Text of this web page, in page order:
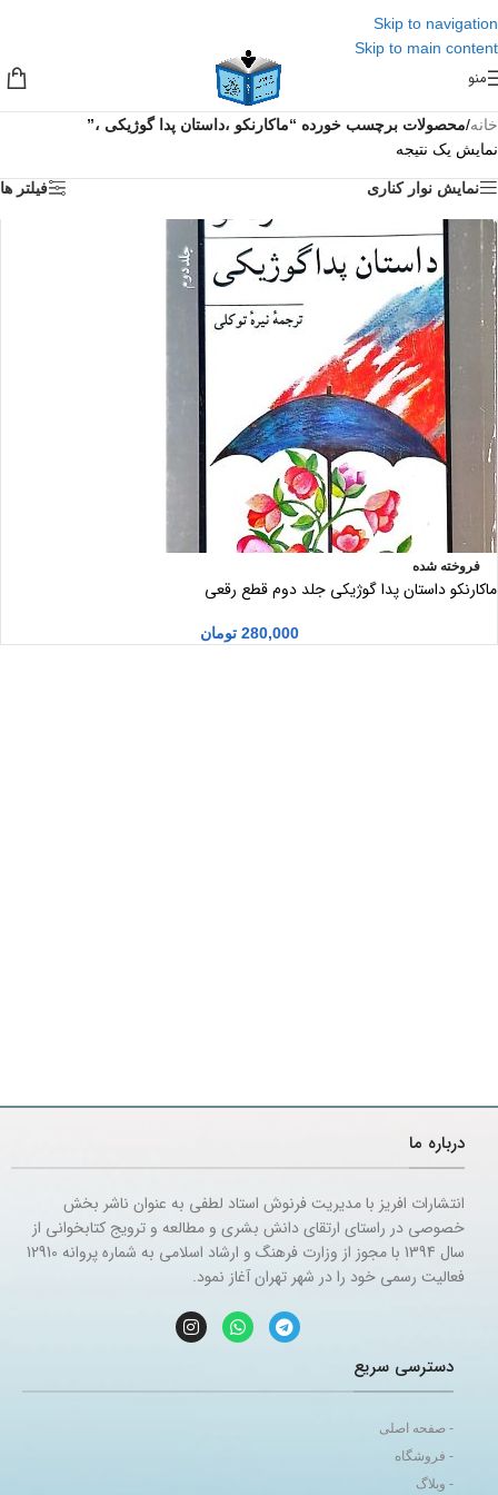
Skip to navigation
Skip to main content
منو
خانه/محصولات برچسب خورده “ماکارنکو ،داستان پدا گوژیکی ،”
نمایش یک نتیجه
نمایش نوار کناری فیلتر ها
فروخته شده
ماکارنکو داستان پدا گوژیکی جلد دوم قطع رقعی
280,000 تومان
درباره ما
انتشارات افریز با مدیریت فرنوش استاد لطفی به عنوان ناشر بخش
خصوصی در راستای ارتقای دانش بشری و مطالعه و ترویج کتابخوانی از
سال 1394 با مجوز از وزارت فرهنگ و ارشاد اسلامی به شماره پروانه 12910
فعالیت رسمی خود را در شهر تهران آغاز نمود.
دسترسی سریع
- صفحه اصلی
- فروشگاه
- وبلاگ